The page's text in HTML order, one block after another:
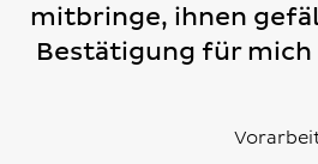
mitbringe, ihnen
Bestätigung für mich